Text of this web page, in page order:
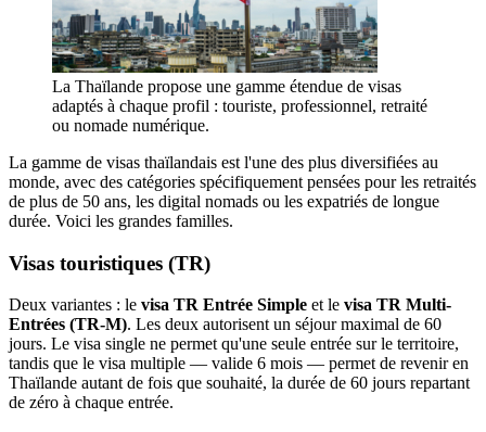
La Thaïlande propose une gamme étendue de visas
adaptés à chaque profil : touriste, professionnel, retraité
ou nomade numérique.
La gamme de visas thaïlandais est l'une des plus diversifiées au
monde, avec des catégories spécifiquement pensées pour les retraités
de plus de 50 ans, les digital nomads ou les expatriés de longue
durée. Voici les grandes familles.
Visas touristiques (TR)
Deux variantes : le visa TR Entrée Simple et le visa TR Multi-
Entrées (TR-M). Les deux autorisent un séjour maximal de 60
jours. Le visa single ne permet qu'une seule entrée sur le territoire,
tandis que le visa multiple — valide 6 mois — permet de revenir en
Thaïlande autant de fois que souhaité, la durée de 60 jours repartant
de zéro à chaque entrée.